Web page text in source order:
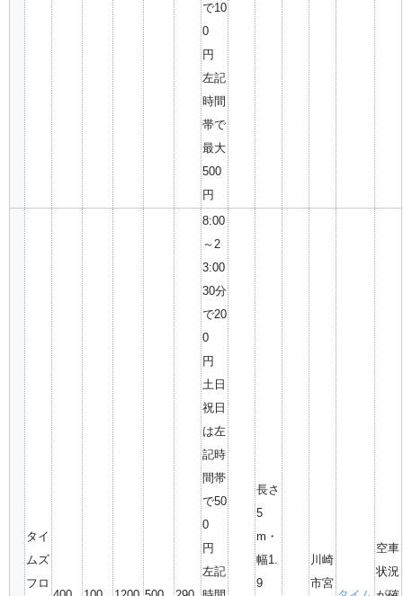
で10
0
円
左記
時間
帯で
最大
500
円
タイ
ムズ
フロ
8:00
～2
3:00
30分
で20
0
円
土日
祝日
は左
記時
間帯
で50
0
円
左記
長さ
5
m・
幅1.
9
川崎
市宮
空車
状況